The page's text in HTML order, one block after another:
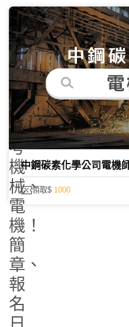
2026
中
鋼
招
考
機
械、
電
機！
簡
章、
報
名
中鋼碳素化學公司電機
領取$ 1000